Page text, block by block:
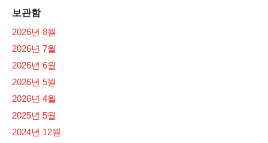
보관함
2026년 8월
2026년 7월
2026년 6월
2026년 5월
2026년 4월
2025년 5월
2024년 12월